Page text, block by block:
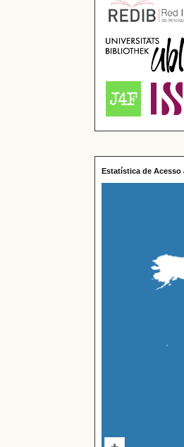
Estatística de Acesso